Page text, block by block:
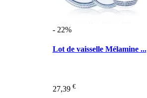
- 22%
Lot de vaisselle Mélamine ...
27,39 €